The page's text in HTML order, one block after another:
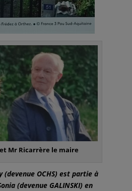
Ricarrère le maire
(devenue OCHS) est partie à
(devenue GALINSKI) en